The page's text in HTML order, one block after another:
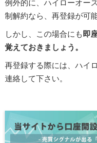
例外的に、ハイローオー
制解約なら、再登録が可能
しかし、この場合にも 即
覚えておきましょう。
再登録する際には、ハイ
連絡して下さい。